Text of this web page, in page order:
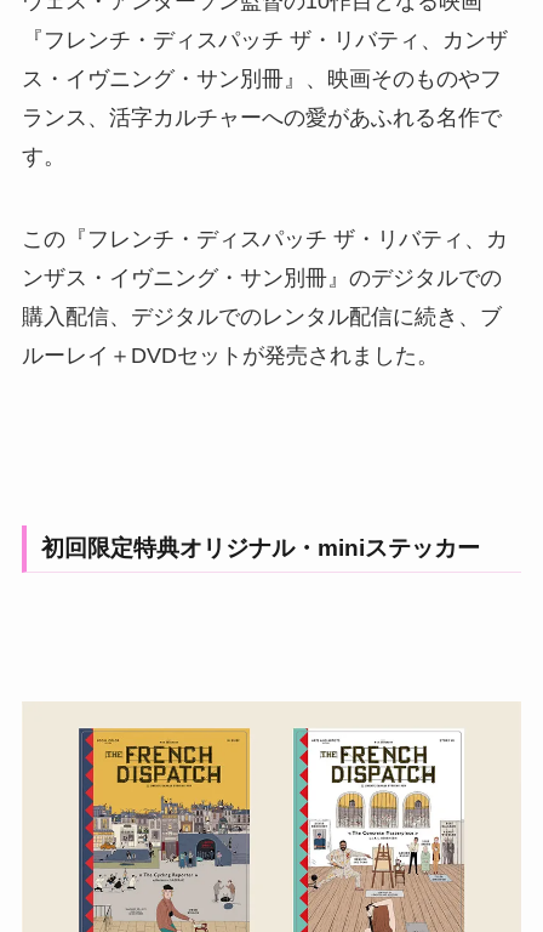
『フレンチ・ディスパッチ ザ・リバティ、カンザ
ス・イヴニング・サン別冊』、映画そのものやフ
ランス、活字カルチャーへの愛があふれる名作で
す。
この『フレンチ・ディスパッチ ザ・リバティ、カ
ンザス・イヴニング・サン別冊』のデジタルでの
購入配信、デジタルでのレンタル配信に続き、ブ
ルーレイ＋DVDセットが発売されました。
初回限定特典オリジナル・miniステッカー